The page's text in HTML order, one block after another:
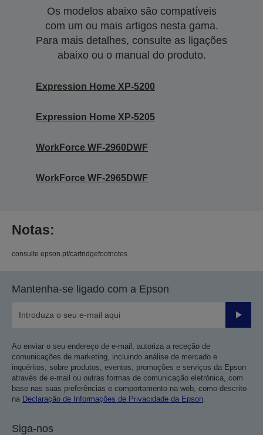
Os modelos abaixo são compatíveis
com um ou mais artigos nesta gama.
Para mais detalhes, consulte as ligações
abaixo ou o manual do produto.
Expression Home XP-5200
Expression Home XP-5205
WorkForce WF-2960DWF
WorkForce WF-2965DWF
Notas:
consulte epson.pt/cartridgefootnotes
Mantenha-se ligado com a Epson
Enviar
Ao enviar o seu endereço de e-mail, autoriza a receção de
comunicações de marketing, incluindo análise de mercado e
inquéritos, sobre produtos, eventos, promoções e serviços da Epson
através de e-mail ou outras formas de comunicação eletrónica, com
base nas suas preferências e comportamento na web, como descrito
na Declaração de Informações de Privacidade da Epson
Siga-nos